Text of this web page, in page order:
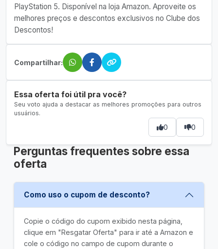
PlayStation 5. Disponível na loja Amazon. Aproveite os
melhores preços e descontos exclusivos no Clube dos
Descontos!
Compartilhar:
Essa oferta foi útil pra você?
Seu voto ajuda a destacar as melhores promoções para outros
usuários.
0 0
Perguntas frequentes sobre essa
oferta
Como uso o cupom de desconto?
Copie o código do cupom exibido nesta página,
clique em "Resgatar Oferta" para ir até a Amazon e
cole o código no campo de cupom durante o